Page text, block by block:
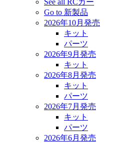
See all RCカー
Go to 新製品
2026年10月発売
キット
パーツ
2026年9月発売
キット
2026年8月発売
キット
パーツ
2026年7月発売
キット
パーツ
2026年6月発売